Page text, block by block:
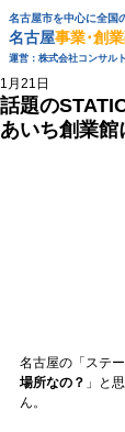
名古屋事業･創
運営：株式会社コンサル
名古屋市を中心に全国
話題の
あいち創業館
1月21日
名古屋の「ステ
場所なの？ 」と
ん。